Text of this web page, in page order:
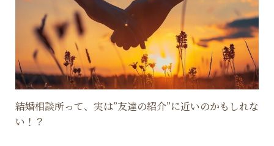
結婚相談所って、実は”友達の紹介”に近いのかもしれな
い！？